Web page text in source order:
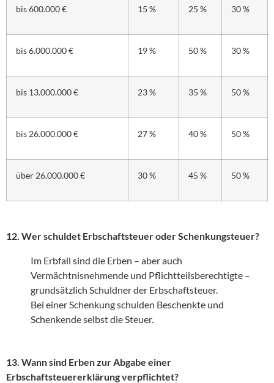
bis 600.000 € 15 % 25 % 30 %
bis 6.000.000 € 19 % 50 % 30 %
bis 13.000.000 € 23 % 35 % 50 %
bis 26.000.000 € 27 % 40 % 50 %
über 26.000.000 € 30 % 45 % 50 %
12. Wer schuldet Erbschaftsteuer oder Schenkungsteuer?
Im Erbfall sind die Erben – aber auch
Vermächtnisnehmende und Pflichtteilsberechtigte –
grundsätzlich Schuldner der Erbschaftsteuer.
Bei einer Schenkung schulden Beschenkte und
Schenkende selbst die Steuer.
13. Wann sind Erben zur Abgabe einer
Erbschaftsteuererklärung verpflichtet?